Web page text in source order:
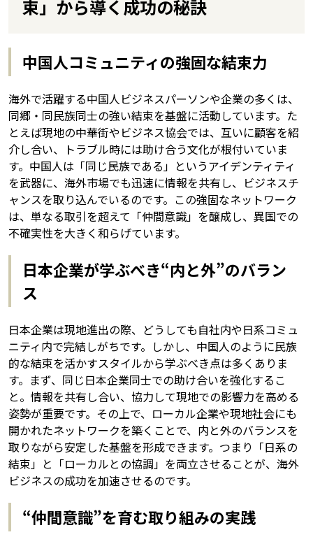
束」から導く成功の秘訣
中国人コミュニティの強固な結束力
海外で活躍する中国人ビジネスパーソンや企業の多くは、
同郷・同民族同士の強い結束を基盤に活動しています。た
とえば現地の中華街やビジネス協会では、互いに顧客を紹
介し合い、トラブル時には助け合う文化が根付いていま
す。中国人は「同じ民族である」というアイデンティティ
を武器に、海外市場でも迅速に情報を共有し、ビジネスチ
ャンスを取り込んでいるのです。この強固なネットワーク
は、単なる取引を超えて「仲間意識」を醸成し、異国での
不確実性を大きく和らげています。
日本企業が学ぶべき“内と外”のバラン
ス
日本企業は現地進出の際、どうしても自社内や日系コミュ
ニティ内で完結しがちです。しかし、中国人のように民族
的な結束を活かすスタイルから学ぶべき点は多くありま
す。まず、同じ日本企業同士での助け合いを強化するこ
と。情報を共有し合い、協力して現地での影響力を高める
姿勢が重要です。その上で、ローカル企業や現地社会にも
開かれたネットワークを築くことで、内と外のバランスを
取りながら安定した基盤を形成できます。つまり「日系の
結束」と「ローカルとの協調」を両立させることが、海外
ビジネスの成功を加速させるのです。
“仲間意識”を育む取り組みの実践